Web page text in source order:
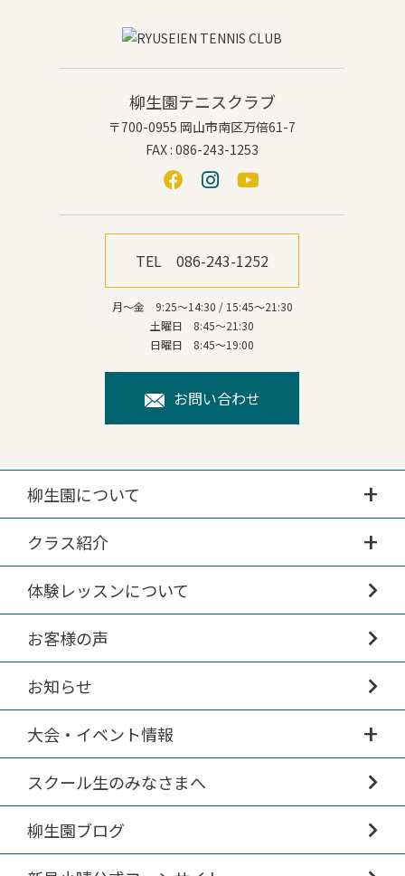
柳生園テニスクラブ
〒700-0955 岡山市南区万倍61-7
FAX : 086-243-1253
TEL 086-243-1252
月～金 9:25～14:30 / 15:45～21:30
土曜日 8:45～21:30
日曜日 8:45～19:00
お問い合わせ
柳生園について
クラス紹介
体験レッスンについて
お客様の声
お知らせ
大会・イベント情報
スクール生のみなさまへ
柳生園ブログ